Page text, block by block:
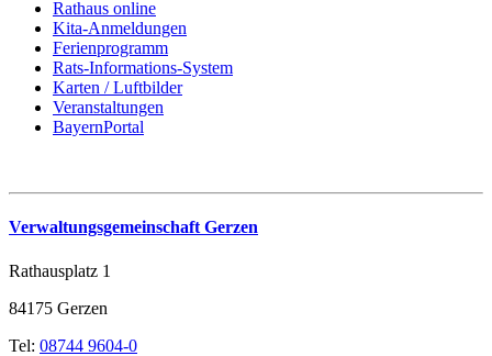
Rathaus online
Kita-Anmeldungen
Ferienprogramm
Rats-Informations-System
Karten / Luftbilder
Veranstaltungen
BayernPortal
Verwaltungsgemeinschaft Gerzen
Rathausplatz 1
84175 Gerzen
Tel: 08744 9604-0